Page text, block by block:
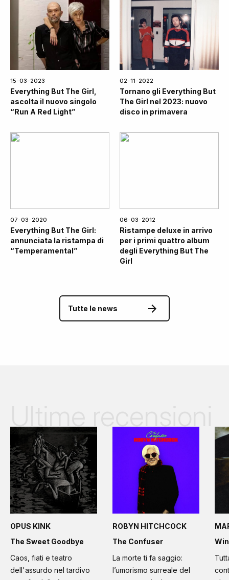
15-03-2023
Everything But The Girl,
ascolta il nuovo singolo
“Run A Red Light”
02-11-2022
Tornano gli Everything But
The Girl nel 2023: nuovo
disco in primavera
07-03-2020
Everything But The Girl:
annunciata la ristampa di
“Temperamental”
06-03-2012
Ristampe deluxe in arrivo
per i primi quattro album
degli Everything But The
Girl
Tutte le news
OPUS KINK
The Sweet Goodbye
Caos, fiati e teatro
dell'assurdo nel tardivo
ROBYN HITCHCOCK
The Confuser
La morte ti fa saggio:
l’umorismo surreale del